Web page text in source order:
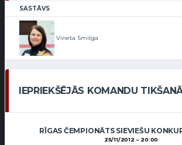
SASTĀVS
Vineta Smilga
IEPRIEKŠĒJĀS KOMANDU
RĪGAS ČEMPIONĀTS SIEVIEŠU
25/11/2012 20:00